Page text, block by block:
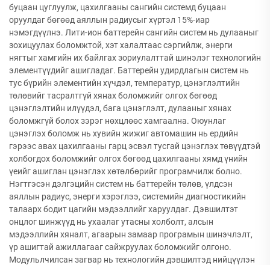
буцаан цуглуулж, цахилгааны сангийн системд буцаан
оруулдаг бөгөөд аяллын радиусыг хүртэл 15%-иар
нэмэгдүүлнэ. Лити-ион баттерейн сангийн систем нь дулааныг
зохицуулах боломжтой, хэт халалтаас сэргийлж, энерги
нягтыг хамгийн их байлгах зориулалттай шинэлэг технологийн
элементүүдийг ашигладаг. Баттерейн удирдлагын систем нь
тус бүрийн элементийн хүчдэл, температур, цэнэглэлтийн
төлөвийг тасралтгүй хянах боломжийг олгох бөгөөд
цэнэглэлтийн илүүдэл, бага цэнэглэлт, дулааныг хянах
боломжгүй болох зэрэг нөхцлөөс хамгаална. Оюунлаг
цэнэглэх боломж нь хувийн жижиг автомашин нь ердийн
гэрээс авах цахилгааны гарц эсвэл тусгай цэнэглэх төвүүдтэй
холбогдох боломжийг олгох бөгөөд цахилгааны хямд үнийн
үеийг ашиглан цэнэглэх хөтөлбөрийг програмчилж болно.
Нэгтгэсэн дэлгэцийн систем нь баттерейн төлөв, үлдсэн
аяллын радиус, энерги хэрэглээ, системийн диагностикийн
талаарх бодит цагийн мэдээллийг харуулдаг. Дэвшилтэт
онцлог шинжүүд нь ухаалаг утасны холболт, алсын
мэдээллийн хяналт, агаарын замаар програмын шинэчлэлт,
үр ашигтай ажиллагааг сайжруулах боломжийг олгоно.
Модульлчилсан загвар нь технологийн дэвшилтэд нийцүүлэн